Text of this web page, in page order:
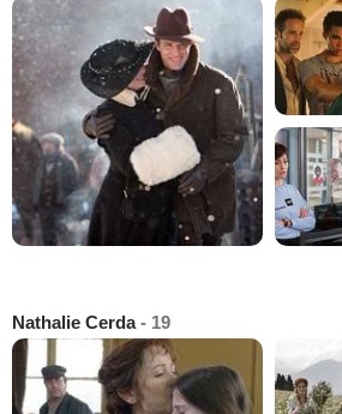
Nathalie Cerda- 19